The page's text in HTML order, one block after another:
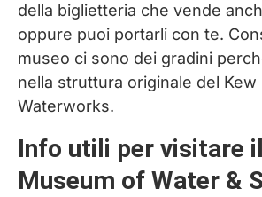
della biglietteria che vende
oppure puoi portarli con te.
museo ci sono dei gradini
nella struttura originale del Kew
Waterworks.
Info utili per visitare
Museum of Water &